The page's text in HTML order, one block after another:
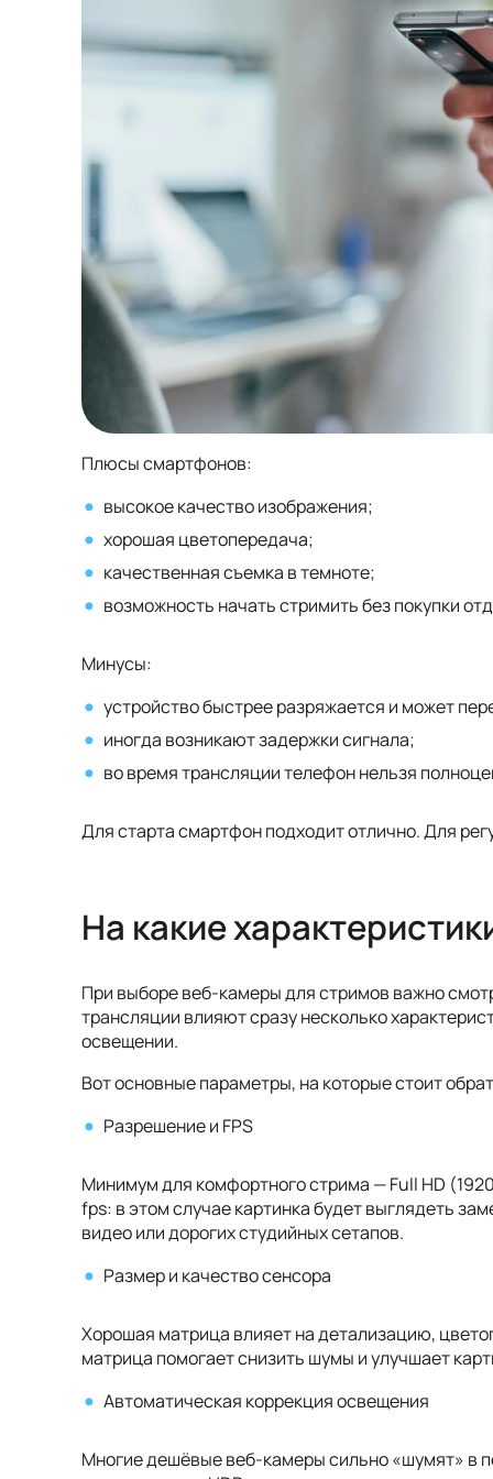
Плюсы смартфонов:
высокое качество изображения;
хорошая цветопередача;
качественная съемка в темноте;
возможность начать стримить без покупки
Минусы:
устройство быстрее разряжается и может
иногда возникают задержки сигнала;
во время трансляции телефон нельзя
Для старта смартфон подходит отлично. Для
На какие
При выборе веб-камеры для стримов важно
трансляции влияют сразу несколько
освещении.
Вот основные параметры, на которые стоит
Разрешение и FPS
Минимум для комфортного стрима — Full HD
fps: в этом случае картинка будет выглядеть
видео или дорогих студийных сетапов.
Размер и качество сенсора
Хорошая матрица влияет на детализацию,
матрица помогает снизить шумы и улучшает
Автоматическая коррекция освещения
Многие дешёвые веб-камеры сильно «шумят» в